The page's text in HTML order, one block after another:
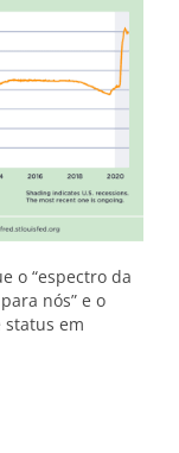
o “espectro da
nós” e o
em